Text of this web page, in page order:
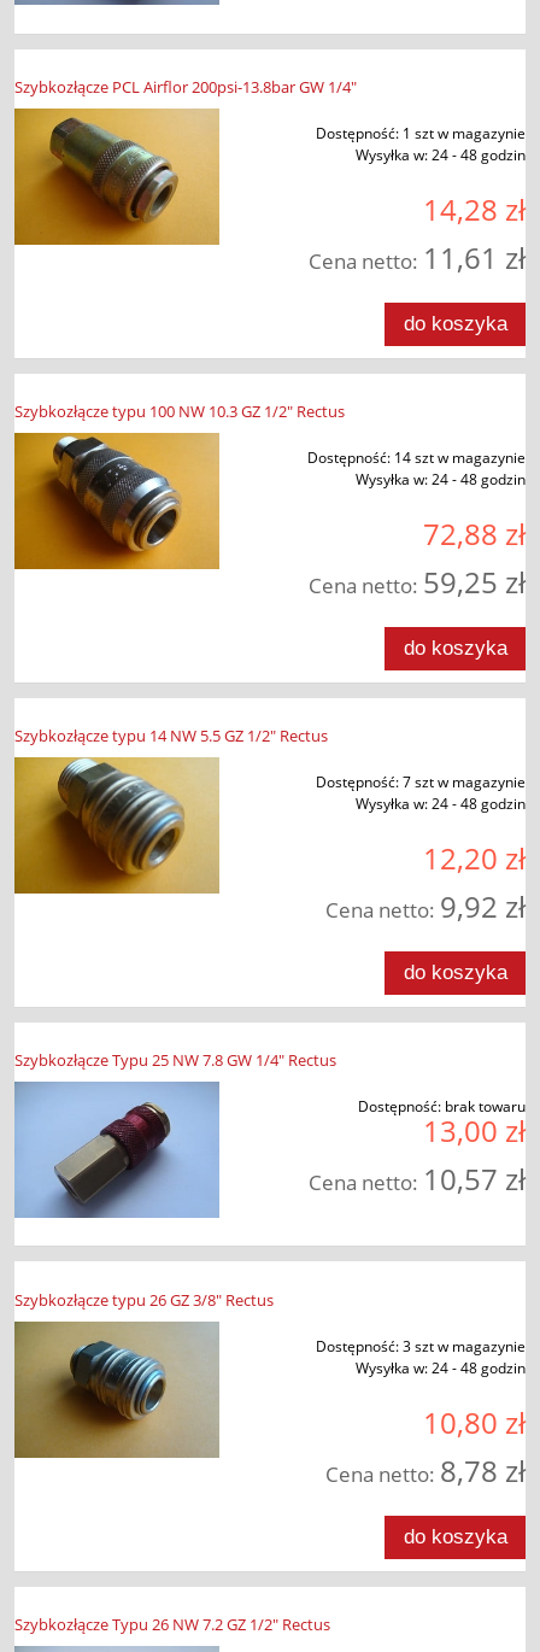
Szybkozłącze PCL Airflor 200psi-13.8bar GW 1/4"
Dostępność: 1 szt w magazynie
Wysyłka w:24 - 48 godzin
14,28 zł
Cena netto: 11,61 zł
do koszyka
Szybkozłącze typu 100 NW 10.3 GZ 1/2" Rectus
Dostępność: 14 szt w magazynie
Wysyłka w:24 - 48 godzin
72,88 zł
Cena netto: 59,25 zł
do koszyka
Szybkozłącze typu 14 NW 5.5 GZ 1/2" Rectus
Dostępność:7 szt w magazynie
Wysyłka w:24 - 48 godzin
12,20 zł
Cena netto: 9,92 zł
do koszyka
Szybkozłącze Typu 25 NW 7.8 GW 1/4" Rectus
Dostępność: brak towaru
13,00 zł
Cena netto: 10,57 zł
Szybkozłącze typu 26 GZ 3/8" Rectus
Dostępność:3 szt w magazynie
Wysyłka w:24 - 48 godzin
10,80 zł
Cena netto: 8,78 zł
do koszyka
Szybkozłącze Typu 26 NW 7.2 GZ 1/2" Rectus